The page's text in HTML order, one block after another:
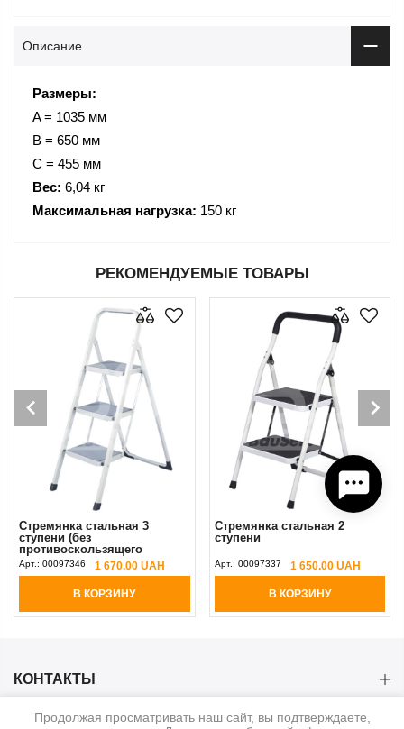
Описание
Размеры:
A = 1035 мм
B = 650 мм
C = 455 мм
Вес: 6,04 кг
Максимальная нагрузка: 150 кг
РЕКОМЕНДУЕМЫЕ ТОВАРЫ
Стремянка стальная 3
ступени (без
противоскользящего
покрытия)
Арт.: 00097346 1 670.00 UAH
В КОРЗИНУ
Стремянка стальная 2
ступени
Арт.: 00097337 1 650.00 UAH
В КОРЗИНУ
КОНТАКТЫ
КАТЕГОРИИ
Продолжая просматривать наш сайт, вы подтверждаете,